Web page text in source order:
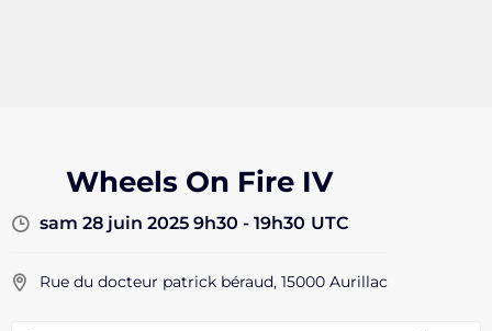
Wheels On Fire IV
sam 28 juin 2025 9h30 - 19h30 UTC
Rue du docteur patrick béraud, 15000 Aurillac